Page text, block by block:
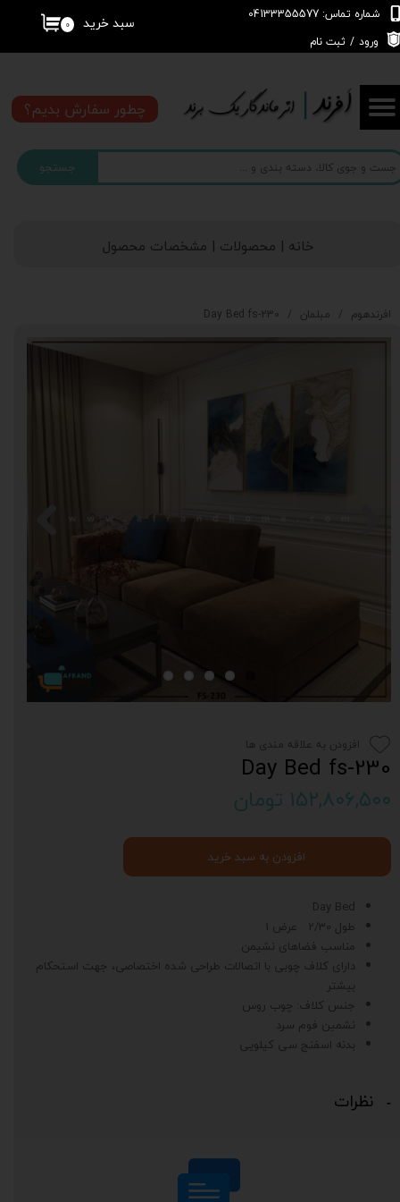
جستجو
شماره تماس: 04133355577
۰ سبد خرید
ورود / ثبت نام
حساب کاربری من
تغییر گذر واژه
سفارشات
خروج از حساب کاربری
چطور سفارش بدیم؟
خانه | محصولات | مشخصات محصول
افرندهوم مبلمان Day Bed fs-230
Day Bed fs-230
۱۵۲,۸۰۶,۵۰۰ تومان
Day Bed
طول 2/30 عرض 1
مناسب فضاهای نشیمن
دارای کلاف چوبی با اتصالات طراحی شده اختصاصی، جهت استحکام
بیشتر
جنس کلاف: چوب روس
نشمین فوم سرد
بدنه اسفنج سی کیلویی
افزودن به سبد خرید
افزودن به علاقه مندی ها
نظرات